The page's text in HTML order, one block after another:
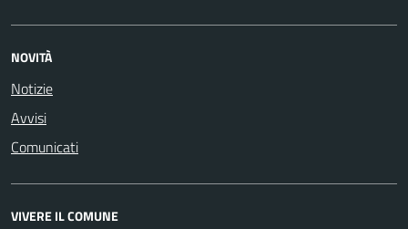
NOVITÀ
Notizie
Avvisi
Comunicati
VIVERE IL COMUNE